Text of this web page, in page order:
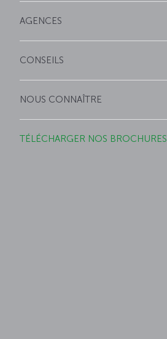
AGENCES
CONSEILS
NOUS CONNAÎTRE
TÉLÉCHARGER NOS BROCHURES